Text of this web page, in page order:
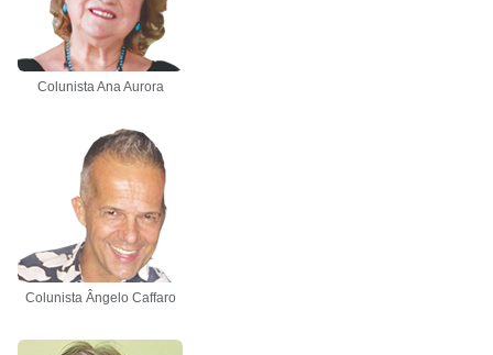
Colunista Ana Aurora
Colunista Ângelo Caffaro